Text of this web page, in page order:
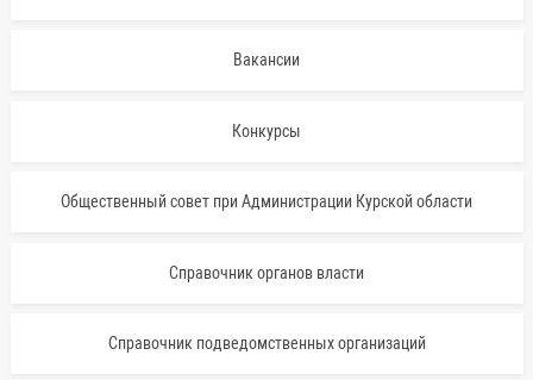
Вакансии
Конкурсы
Общественный совет при Администрации Курской области
Справочник органов власти
Справочник подведомственных организаций